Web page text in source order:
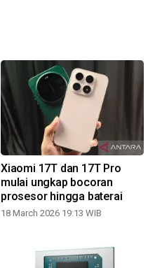
Xiaomi 17T dan 17T Pro
mulai ungkap bocoran
prosesor hingga baterai
18 March 2026 19:13 WIB